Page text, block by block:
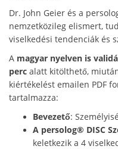
Dr. John Geier és a
nemzetközileg elismert,
viselkedési tendenciák és
A magyar nyelven is
perc alatt kitölthető,
kiértékelést emailen PDF
tartalmazza:
Bevezető:
A persolog® DISC
keletkezik a 4